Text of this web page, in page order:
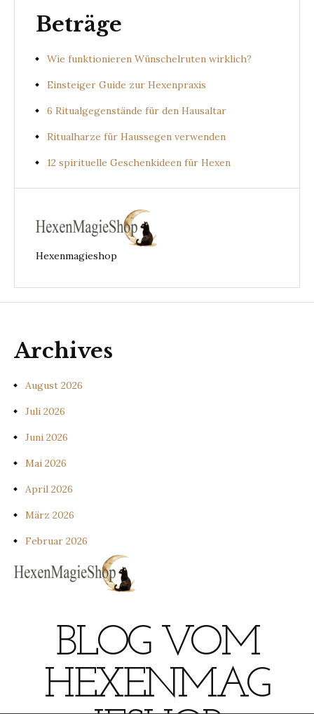
Beträge
Wie funktionieren Wünschelruten wirklich?
Einsteiger Guide zur Hexenpraxis
6 Ritualgegenstände für den Hausaltar
Ritualharze für Haussegen verwenden
12 spirituelle Geschenkideen für Hexen
Hexenmagieshop
Archives
August 2026
Juli 2026
Juni 2026
Mai 2026
April 2026
März 2026
Februar 2026
BLOG VOM
HEXENMAG